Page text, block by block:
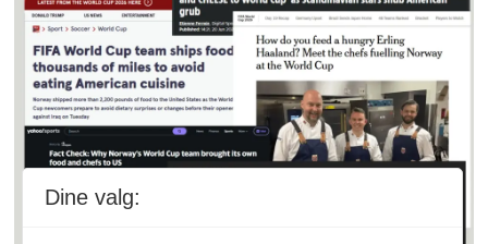
Dine valg: